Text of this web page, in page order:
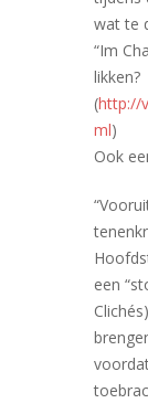
wat te
“Im
likken?
(http://
ml)
Ook
een